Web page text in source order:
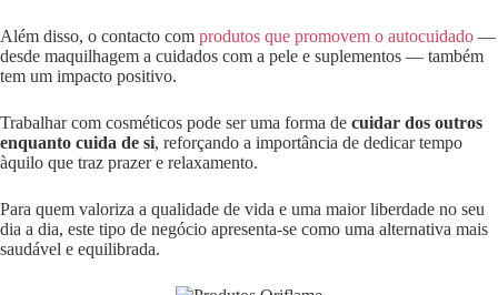
Além disso, o contacto com produtos que promovem o autocuidado —
desde maquilhagem a cuidados com a pele e suplementos — também
tem um impacto positivo.
Trabalhar com cosméticos pode ser uma forma de cuidar dos outros
enquanto cuida de si, reforçando a importância de dedicar tempo
àquilo que traz prazer e relaxamento.
Para quem valoriza a qualidade de vida e uma maior liberdade no seu
dia a dia, este tipo de negócio apresenta-se como uma alternativa mais
saudável e equilibrada.